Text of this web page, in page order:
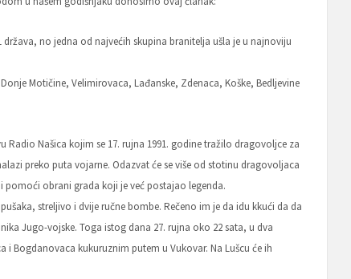
no jedna od najvećih skupina branitelja ušla je u najnoviju
Motičine, Velimirovaca, Lađanske, Zdenaca, Koške, Bedljevine
Radio Našica kojim se 17. rujna 1991. godine tražilo dragovoljce za
preko puta vojarne. Odazvat će se više od stotinu dragovoljaca
obrani grada koji je već postajao legenda.
streljivo i dvije ručne bombe. Rečeno im je da idu kkući da da
Jugo-vojske. Toga istog dana 27. rujna oko 22 sata, u dva
Bogdanovaca kukuruznim putem u Vukovar. Na Lušcu će ih